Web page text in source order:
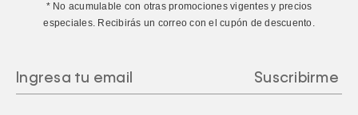
* No acumulable con otras promociones vigentes y precios
especiales. Recibirás un correo con el cupón de descuento.